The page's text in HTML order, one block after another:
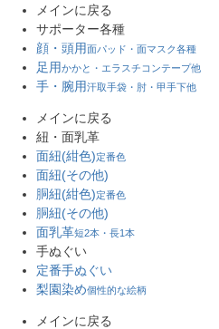
メインに戻る
サポーター各種
顔・頭用面パッド・面マスク各種
足用かかと・エラスチコンテープ他
手・腕用汗取手袋・肘・甲手下他
メインに戻る
紐・面乳革
面紐(紺色)定番色
面紐(その他)
胴紐(紺色)定番色
胴紐(その他)
面乳革短2本・長1本
手ぬぐい
定番手ぬぐい
梨園染め個性的な絵柄
メインに戻る